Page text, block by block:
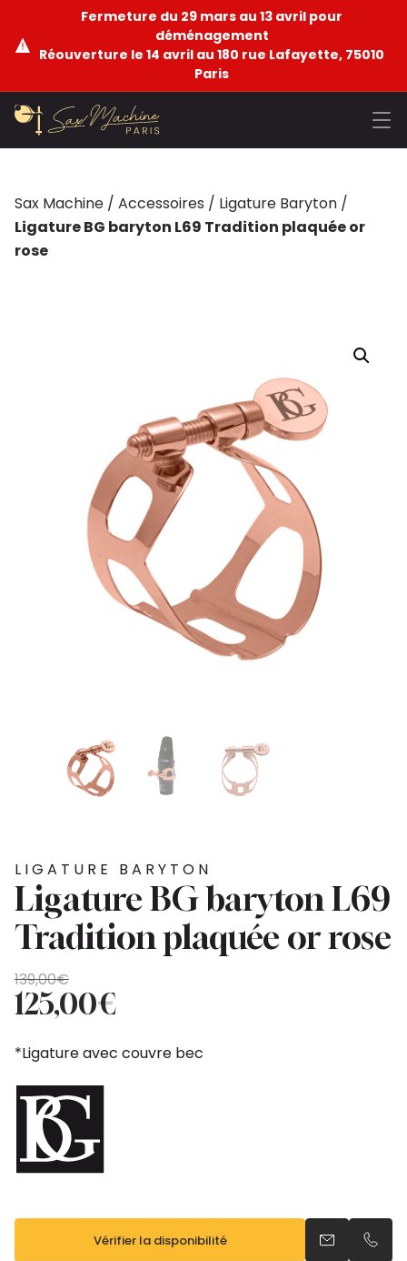
Fermeture du 29 mars au 13 avril pour
déménagement
Réouverture le 14 avril au 180 rue Lafayette, 75010
Paris
Sax Machine / Accessoires / Ligature Baryton /
Ligature BG baryton L69 Tradition plaquée or
rose
LIGATURE BARYTON
Ligature BG baryton L69
Tradition plaquée or rose
139,00€
Le
prix
initial
était :
139,00€.
125,00€
Le
prix
actuel
est :
125,00€.
*Ligature avec couvre bec
Vérifier la disponibilité Envoyer un